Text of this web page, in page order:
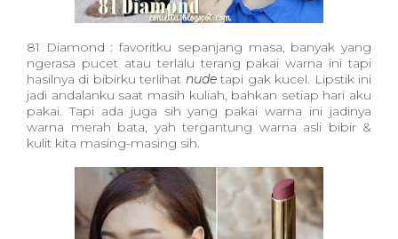
81 Diamond : favoritku sepanjang masa, banyak yang
ngerasa pucet atau terlalu terang pakai warna ini tapi
hasilnya di bibirku terlihat nudetapi gak kucel. Lipstik ini
jadi andalanku saat masih kuliah, bahkan setiap hari aku
pakai. Tapi ada juga sih yang pakai warna ini jadinya
warna merah bata, yah tergantung warna asli bibir &
kulit kita masing-masing sih.